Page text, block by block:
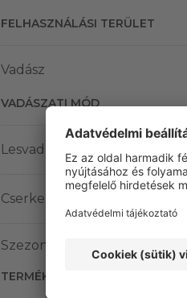
FELHASZNÁLÁSI TERÜLET
Vadász
VADÁSZATI MÓD
Lesvadászat
Cserkelés
Szezonális csoport
TERMÉK JELLEMZŐK